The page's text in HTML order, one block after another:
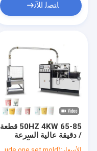
ﺎﺘﺼﻟ ﺍﻶﻧ
50HZ 4KW 65-85 قطعة
/ دقيقة عالية السرعة
التلقائي بالكامل آلة